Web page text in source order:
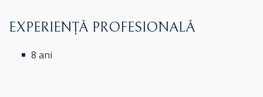
EXPERIENȚĂ PROFESIONALĂ
8 ani